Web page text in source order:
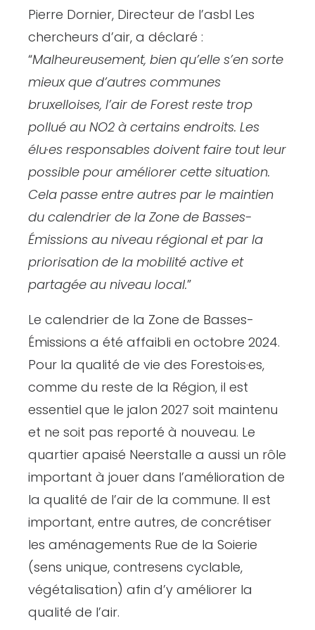
Pierre Dornier, Directeur de l’asbl Les
chercheurs d’air, a déclaré :
“Malheureusement, bien qu’elle s’en sorte
mieux que d’autres communes
bruxelloises, l’air de Forest reste trop
pollué au NO2 à certains endroits. Les
élu·es responsables doivent faire tout leur
possible pour améliorer cette situation.
Cela passe entre autres par le maintien
du calendrier de la Zone de Basses-
Émissions au niveau régional et par la
priorisation de la mobilité active et
partagée au niveau local.”
Le calendrier de la Zone de Basses-
Émissions a été affaibli en octobre 2024.
Pour la qualité de vie des Forestois·es,
comme du reste de la Région, il est
essentiel que le jalon 2027 soit maintenu
et ne soit pas reporté à nouveau. Le
quartier apaisé Neerstalle a aussi un rôle
important à jouer dans l’amélioration de
la qualité de l’air de la commune. Il est
important, entre autres, de concrétiser
les aménagements Rue de la Soierie
(sens unique, contresens cyclable,
végétalisation) afin d’y améliorer la
qualité de l’air.